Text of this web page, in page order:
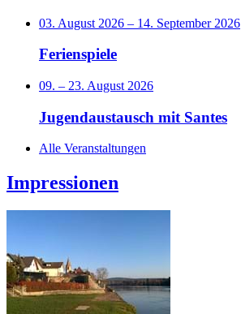
03. August 2026 – 14. September 2026
Ferienspiele
09. – 23. August 2026
Jugendaustausch mit Santes
Alle Veranstaltungen
Impressionen